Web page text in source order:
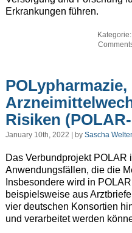
Erkrankungen führen.
Kategorie:
POLypharmazie,
Risiken
January 10th, 2022 | by Sascha
Das Verbundprojekt POLAR
Anwendungsfällen, die die
Insbesondere wird in
beispielsweise aus
vier deutschen Konsortien
und verarbeitet werden